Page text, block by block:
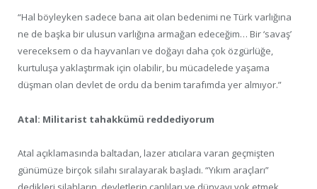
“Hal böyleyken sadece bana ait olan bedenimi ne Türk varlığına
ne de başka bir ulusun varlığına armağan edeceğim… Bir ‘savaş’
vereceksem o da hayvanları ve doğayı daha çok özgürlüğe,
kurtuluşa yaklaştırmak için olabilir, bu mücadelede yaşama
düşman olan devlet de ordu da benim tarafımda yer almıyor.”
Atal: Militarist tahakkümü reddediyorum
Atal açıklamasında baltadan, lazer atıcılara varan geçmişten
günümüze birçok silahı sıralayarak başladı. “Yıkım araçları”